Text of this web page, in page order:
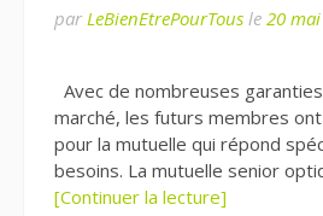
par LeBienEtrePourTous le 20
Avec de nombreuses
marché, les futurs membres
pour la mutuelle qui répond
besoins. La mutuelle senior
[Continuer la lecture]